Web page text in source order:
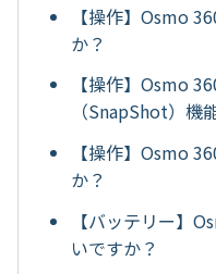
【操作】Osmo
か？
【操作】Osmo
（SnapShot）機
【操作】Osmo
か？
【バッテリー】
いですか？